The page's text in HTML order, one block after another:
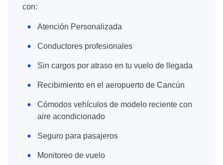
con:
Atención Personalizada
Conductores profesionales
Sin cargos por atraso en tu vuelo de llegada
Recibimiento en el aeropuerto de Cancún
Cómodos vehículos de modelo reciente con
aire acondicionado
Seguro para pasajeros
Monitoreo de vuelo